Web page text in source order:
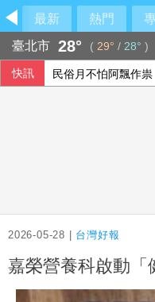
最新 熱門
臺北市 28° ( 29° / 28° )
快訊 民俗月不怕阿飄作
2026-05-28 | 台灣好報
嘉榮營養科啟動